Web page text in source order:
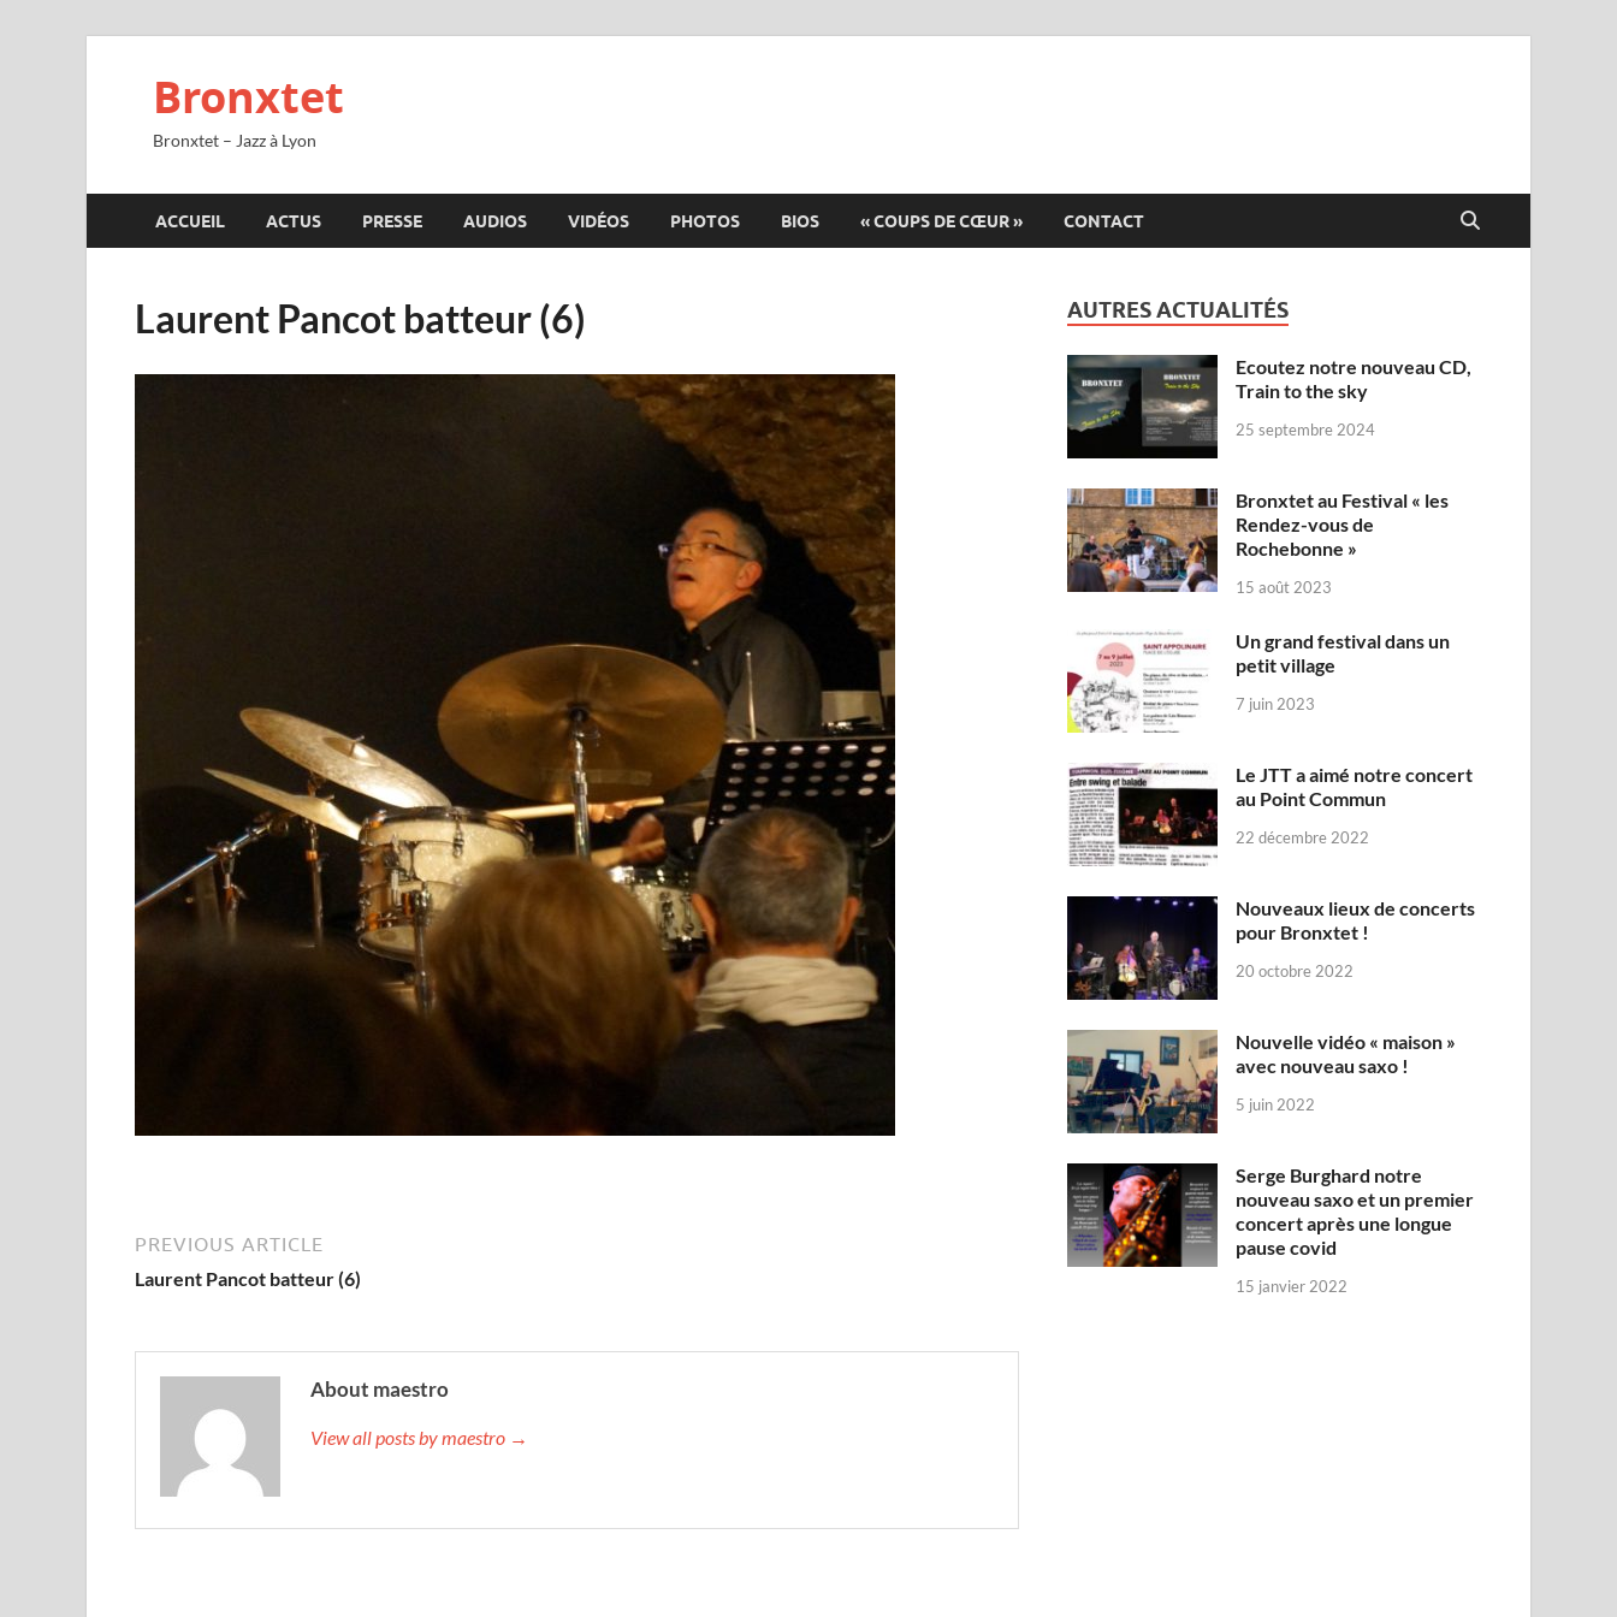
Bronxtet
Bronxtet – Jazz à Lyon
ACCUEIL ACTUS PRESSE AUDIOS VIDÉOS PHOTOS BIOS « COUPS DE CŒUR » CONTACT
Laurent Pancot batteur (6)
PREVIOUS ARTICLE
Laurent Pancot batteur (6)
About maestro
View all posts by maestro →
AUTRES ACTUALITÉS
Ecoutez notre nouveau CD,
Train to the sky
25 septembre 2024
Bronxtet au Festival « les
Rendez-vous de
Rochebonne »
15 août 2023
Un grand festival dans un
petit village
7 juin 2023
Le JTT a aimé notre concert
au Point Commun
22 décembre 2022
Nouveaux lieux de concerts
pour Bronxtet !
20 octobre 2022
Nouvelle vidéo « maison »
avec nouveau saxo !
5 juin 2022
Serge Burghard notre
nouveau saxo et un premier
concert après une longue
pause covid
15 janvier 2022